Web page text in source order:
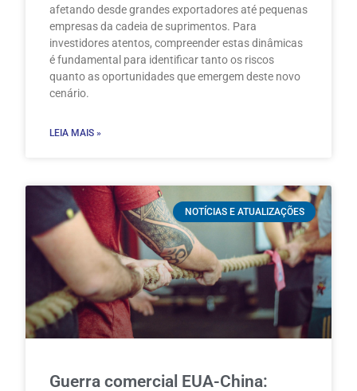
afetando desde grandes exportadores até pequenas
empresas da cadeia de suprimentos. Para
investidores atentos, compreender estas dinâmicas
é fundamental para identificar tanto os riscos
quanto as oportunidades que emergem deste novo
cenário.
LEIA MAIS »
NOTÍCIAS E ATUALIZAÇÕES
Guerra comercial EUA-China: